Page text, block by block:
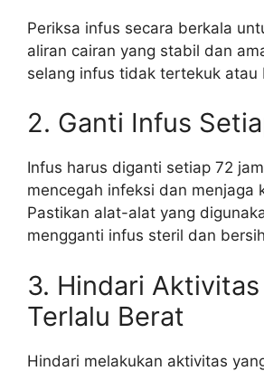
Periksa infus secara berkala
aliran cairan yang stabil dan
selang infus tidak tertekuk atau
2. Ganti Infus
Infus harus diganti setiap 72
mencegah infeksi dan menjaga
Pastikan alat-alat yang
mengganti infus steril dan
3. Hindari
Terlalu Berat
Hindari melakukan aktivitas